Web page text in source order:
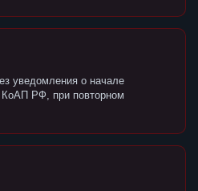
уведомления о начале
КоАП РФ, при повторном